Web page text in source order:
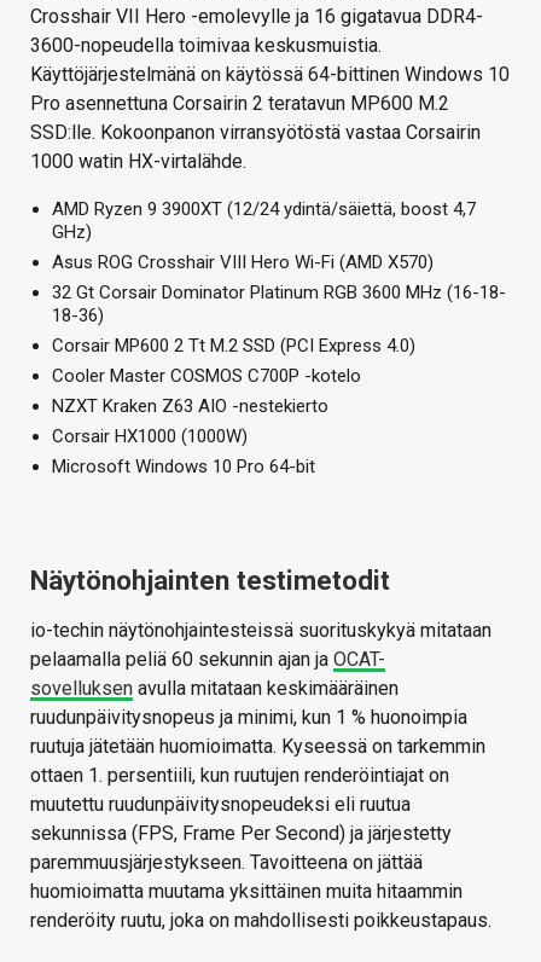
Crosshair VII Hero -emolevylle ja 16 gigatavua DDR4-
3600-nopeudella toimivaa keskusmuistia.
Käyttöjärjestelmänä on käytössä 64-bittinen Windows 10
Pro asennettuna Corsairin 2 teratavun MP600 M.2
SSD:lle. Kokoonpanon virransyötöstä vastaa Corsairin
1000 watin HX-virtalähde.
AMD Ryzen 9 3900XT (12/24 ydintä/säiettä, boost 4,7
GHz)
Asus ROG Crosshair VIII Hero Wi-Fi (AMD X570)
32 Gt Corsair Dominator Platinum RGB 3600 MHz (16-18-
18-36)
Corsair MP600 2 Tt M.2 SSD (PCI Express 4.0)
Cooler Master COSMOS C700P -kotelo
NZXT Kraken Z63 AIO -nestekierto
Corsair HX1000 (1000W)
Microsoft Windows 10 Pro 64-bit
Näytönohjainten testimetodit
io-techin näytönohjaintesteissä suorituskykyä mitataan
pelaamalla peliä 60 sekunnin ajan ja OCAT-
sovelluksen avulla mitataan keskimääräinen
ruudunpäivitysnopeus ja minimi, kun 1 % huonoimpia
ruutuja jätetään huomioimatta. Kyseessä on tarkemmin
ottaen 1. persentiili, kun ruutujen renderöintiajat on
muutettu ruudunpäivitysnopeudeksi eli ruutua
sekunnissa (FPS, Frame Per Second) ja järjestetty
paremmuusjärjestykseen. Tavoitteena on jättää
huomioimatta muutama yksittäinen muita hitaammin
renderöity ruutu, joka on mahdollisesti poikkeustapaus.